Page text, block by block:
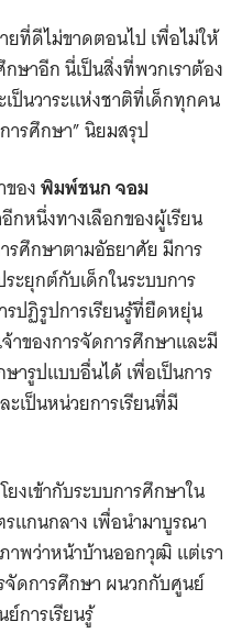
ยที่ดีไม่ขาดตอนไป เพื่อไม่ให้
ษาอีก นี่เป็นสิ่งที่พวกเราต้อง
ป็นวาระแห่งชาติที่เด็กทุกคน
รศึกษา” นิยมสรุป
องพิมพ์ชนก จอม
กหนึ่งทางเลือกของผู้เรียน
ศึกษาตามอัธยาศัย มีการ
ะยุกต์กับเด็กในระบบการ
ปฏิรูปการเรียนรู้ที่ยืดหยุ่น
าของการจัดการศึกษาและมี
ารูปแบบอื่นได้ เพื่อเป็นการ
เป็นหน่วยการเรียนที่มี
ยงเข้ากับระบบการศึกษาใน
แกนกลาง เพื่อนำมาบูรณา
พว่าหน้าบ้านออกวุฒิ แต่เรา
จัดการศึกษา ผนวกกับศูนย์
การเรียนรู้